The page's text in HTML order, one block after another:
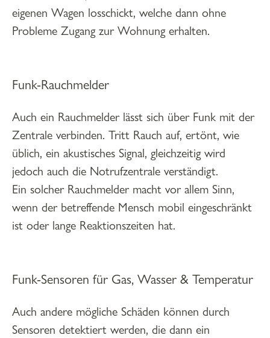
eigenen Wagen losschickt, welche dann ohne
Probleme Zugang zur Wohnung erhalten.
Funk-Rauchmelder
Auch ein Rauchmelder lässt sich über Funk mit der
Zentrale verbinden. Tritt Rauch auf, ertönt, wie
üblich, ein akustisches Signal, gleichzeitig wird
jedoch auch die Notrufzentrale verständigt.
Ein solcher Rauchmelder macht vor allem Sinn,
wenn der betreffende Mensch mobil eingeschränkt
ist oder lange Reaktionszeiten hat.
Funk-Sensoren für Gas, Wasser & Temperatur
Auch andere mögliche Schäden können durch
Sensoren detektiert werden, die dann ein